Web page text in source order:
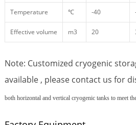
Temperature ℃ -40
Effective volume m3 20
Note: Customized cryogenic
available , please contact us for
both horizontal and vertical cryogenic tanks to meet